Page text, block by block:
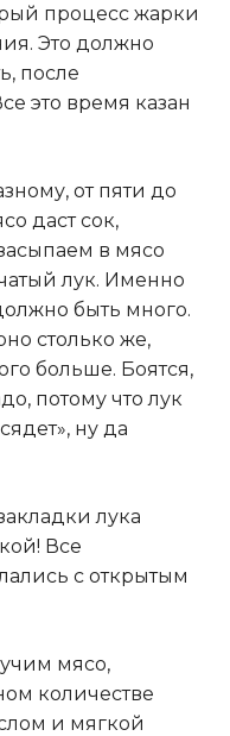
процесс жарки
Это должно
после
это время казан
от пяти до
даст сок,
в мясо
лук. Именно
быть много.
столько же,
больше. Боятся,
потому что лук
ну да
лука
Все
с открытым
мясо,
количестве
и мягкой